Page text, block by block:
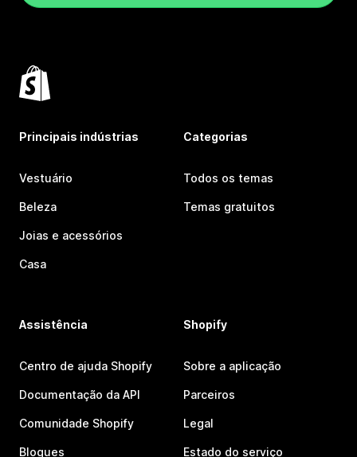
Principais indústrias
Vestuário
Beleza
Joias e acessórios
Casa
Categorias
Todos os temas
Temas gratuitos
Assistência
Centro de ajuda Shopify
Documentação da API
Comunidade Shopify
Blogues
Shopify
Sobre a aplicação
Parceiros
Legal
Estado do serviço